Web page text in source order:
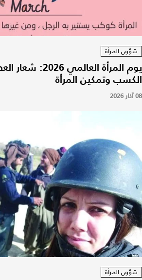
شؤون المرأة
يوم المرأة العالمي
الكسب وتمكين المرأة
08 آذار 2026
شؤون المرأة